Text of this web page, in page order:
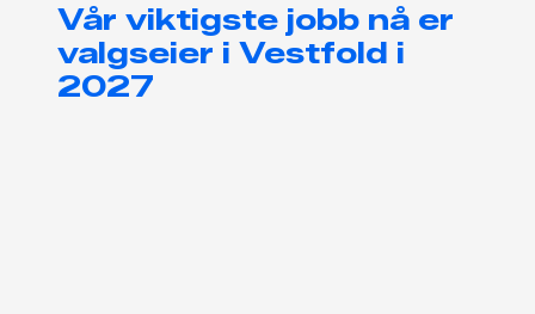
Vår viktigste jobb nå er
valgseier i Vestfold i
2027